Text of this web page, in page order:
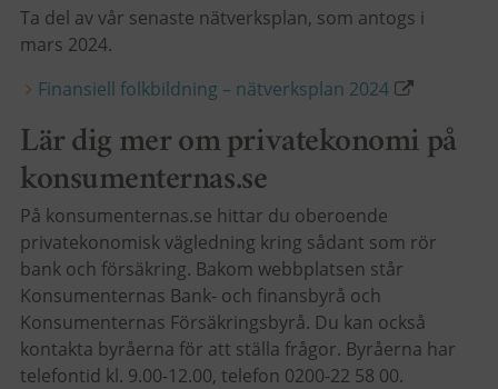
Ta del av vår senaste nätverksplan, som antogs i
mars 2024.
Finansiell folkbildning – nätverksplan 2024
Lär dig mer om privatekonomi på
konsumenternas.se
På konsumenternas.se hittar du oberoende
privatekonomisk vägledning kring sådant som rör
bank och försäkring. Bakom webbplatsen står
Konsumenternas Bank- och finansbyrå och
Konsumenternas Försäkringsbyrå. Du kan också
kontakta byråerna för att ställa frågor. Byråerna har
telefontid kl. 9.00-12.00, telefon 0200-22 58 00.